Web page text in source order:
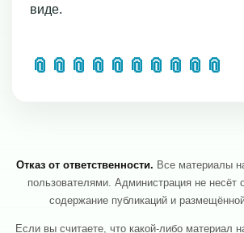
виде.
📎 📎 📎 📎 📎 📎 📎 📎 📎 📎
Отказ от ответственности. Все материалы
пользователями. Администрация не несёт
содержание публикаций и
Если вы считаете, что какой-либо материал